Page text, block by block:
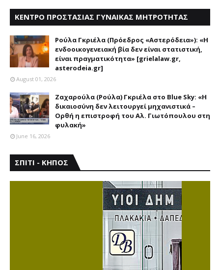
ΚΕΝΤΡΟ ΠΡΟΣΤΑΣΙΑΣ ΓΥΝΑΙΚΑΣ ΜΗΤΡΟΤΗΤΑΣ
Ρούλα Γκριέλα (Πρόεδρος «Αστερόδεια»): «Η
ενδοοικογενειακή βία δεν είναι στατιστική,
είναι πραγματικότητα» [grielalaw.gr,
asterodeia.gr]
August 01, 2026
Ζαχαρούλα (Ρούλα) Γκριέλα στο Blue Sky: «Η
δικαιοσύνη δεν λειτουργεί μηχανιστικά –
Ορθή η επιστροφή του Αλ. Γιωτόπουλου στη
φυλακή»
June 16, 2026
ΣΠΙΤΙ - ΚΗΠΟΣ